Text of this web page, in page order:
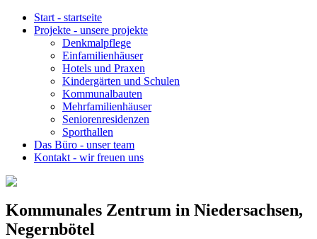
Start - startseite
Projekte - unsere projekte
Denkmalpflege
Einfamilienhäuser
Hotels und Praxen
Kindergärten und Schulen
Kommunalbauten
Mehrfamilienhäuser
Seniorenresidenzen
Sporthallen
Das Büro - unser team
Kontakt - wir freuen uns
Kommunales Zentrum in Niedersachsen,
Negernbötel